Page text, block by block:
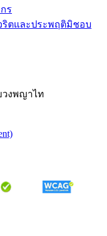
ร
ริตและประพฤติมิชอบ
วงพญาไท